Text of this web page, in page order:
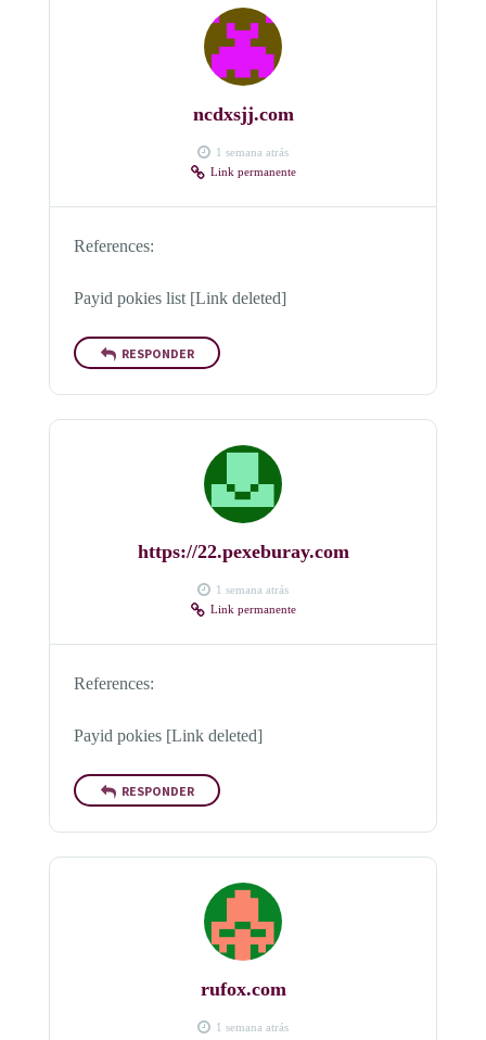
ncdxsjj.com
1 semana atrás
Link permanente
References:
Payid pokies list [Link deleted]
RESPONDER
https://22.pexeburay.com
1 semana atrás
Link permanente
References:
Payid pokies [Link deleted]
RESPONDER
rufox.com
1 semana atrás